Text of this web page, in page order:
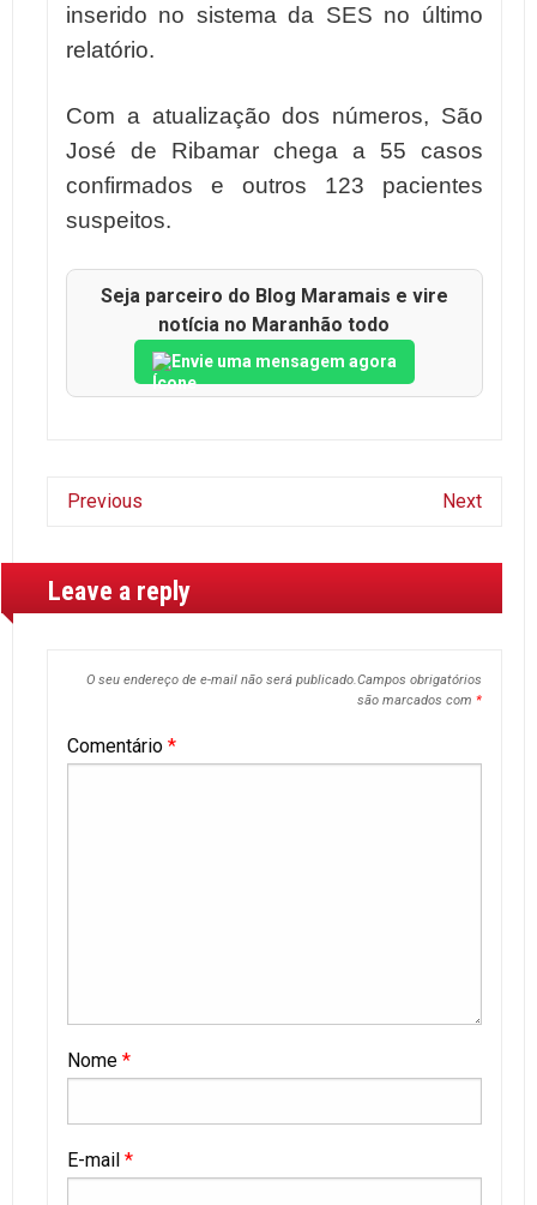
inserido no sistema da SES no último
relatório.
Com a atualização dos números, São
José de Ribamar chega a 55 casos
confirmados e outros 123 pacientes
suspeitos.
Seja parceiro do Blog Maramais e vire
notícia no Maranhão todo
Envie uma mensagem agora
Previous Next
Leave a reply
O seu endereço de e-mail não será publicado.Campos obrigatórios
são marcados com *
Comentário *
Nome *
E-mail *